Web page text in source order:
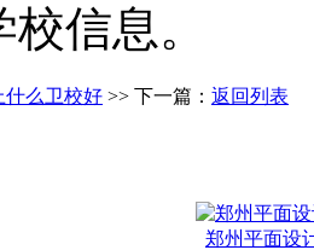
信息。
什么卫校好 >> 下一篇： 返回列表
郑州平面设